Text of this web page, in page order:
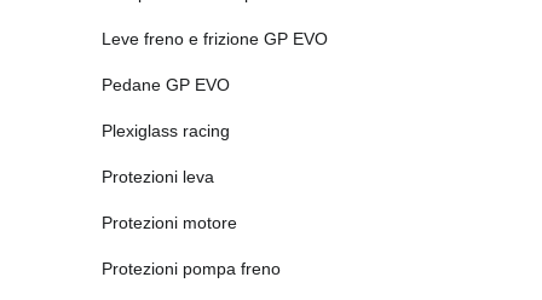
Leve freno e frizione GP EVO
Pedane GP EVO
Plexiglass racing
Protezioni leva
Protezioni motore
Protezioni pompa freno